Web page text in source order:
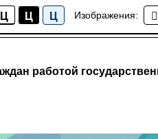
Ц Ц Ц Изображения:
События
работой